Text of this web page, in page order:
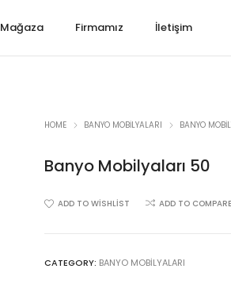
Mağaza Firmamız İletişim
HOME BANYO MOBILYALARI BANYO
Banyo Mobilyaları 50
ADD TO WISHLIST ADD TO COMPARE
CATEGORY: BANYO MOBILYALARI